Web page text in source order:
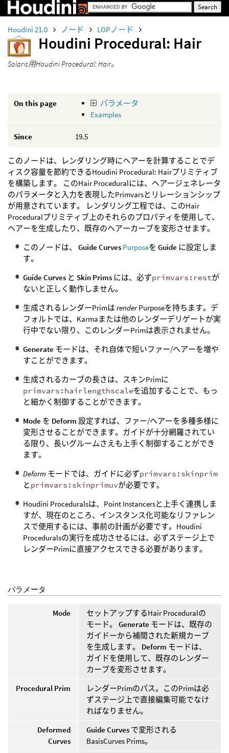
Houdini 21.0 ノード LOPノード
Houdini Procedural: Hair
Solaris用Houdini Procedural: Hair。
On this page
パラメータ
Examples
Since 19.5
このノードは、レンダリング時にヘアーを計算することでデ
ィスク容量を節約できるHoudini Procedural: Hairプリミティブ
を構築します。 このHair Proceduralには、ヘアージェネレータ
のパラメータと入力を表現したPrimvarsとリレーションシップ
が用意されています。 レンダリング工程では、このHair
Proceduralプリミティブ上のそれらのプロパティを使用して、
ヘアーを生成したり、既存のヘアーカーブを変形させます。
このノードは、 Guide Curves Purposeを Guide に設定しま
す。
Guide Curves と Skin Prims には、必ずprimvars:restが
ないと正しく動作しません。
生成されるレンダーPrimは renderPurposeを持ちます。デ
フォルトでは、Karmaまたは他のレンダーデリゲートが実
行中でない限り、このレンダーPrimは表示されません。
Generate モードは、それ自体で短いファー/ヘアーを増や
すことができます。
生成されるカーブの長さは、スキンPrimに
primvars:hairlengthscaleを追加することで、もっ
と細かく制御することができます。
Mode を Deform 設定すれば、ファー/ヘアーを多種多様に
変形させることができます。ガイドが十分網羅されてい
る限り、長いグルームさえも上手く制御することができ
ます。
Deform モードでは、ガイドに必ずprimvars:skinprim
とprimvars:skinprimuvが必要です。
Houdini Proceduralsは、Point Instancersと上手く連携しま
すが、現在のところ、インスタンス化可能なリファレン
スで使用するには、事前の計画が必要です。Houdini
Proceduralsの実行を成功させるには、必ずステージ上で
レンダーPrimに直接アクセスできる必要があります。
パラメータ
Mode
セットアップするHair Proceduralの
モード。 Generate モードは、既存の
ガイドーから補間された新規カーブ
を生成します。 Deform モードは、
ガイドを使用して、既存のレンダー
カーブを変形させます。
Procedural Prim
レンダーPrimのパス。このPrimは必
ずステージ上で直接編集可能でなけ
ればなりません。
Deformed
Curves
Guide Curves で変形される
BasisCurves Prims。